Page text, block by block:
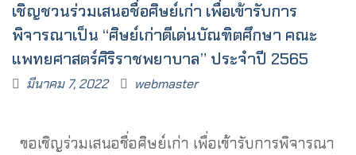
เชิญชวนร่วมเสนอชื่อศิษย์เก่า เพื่อเข้ารับการ
พิจารณาเป็น “ศิษย์เก่าดีเด่นบัณฑิตศึกษา คณะ
แพทยศาสตร์ศิริราชพยาบาล” ประจำปี 2565
มีนาคม 7, 2022 webmaster
ขอเชิญร่วมเสนอชื่อศิษย์เก่า เพื่อเข้ารับการพิจารณา